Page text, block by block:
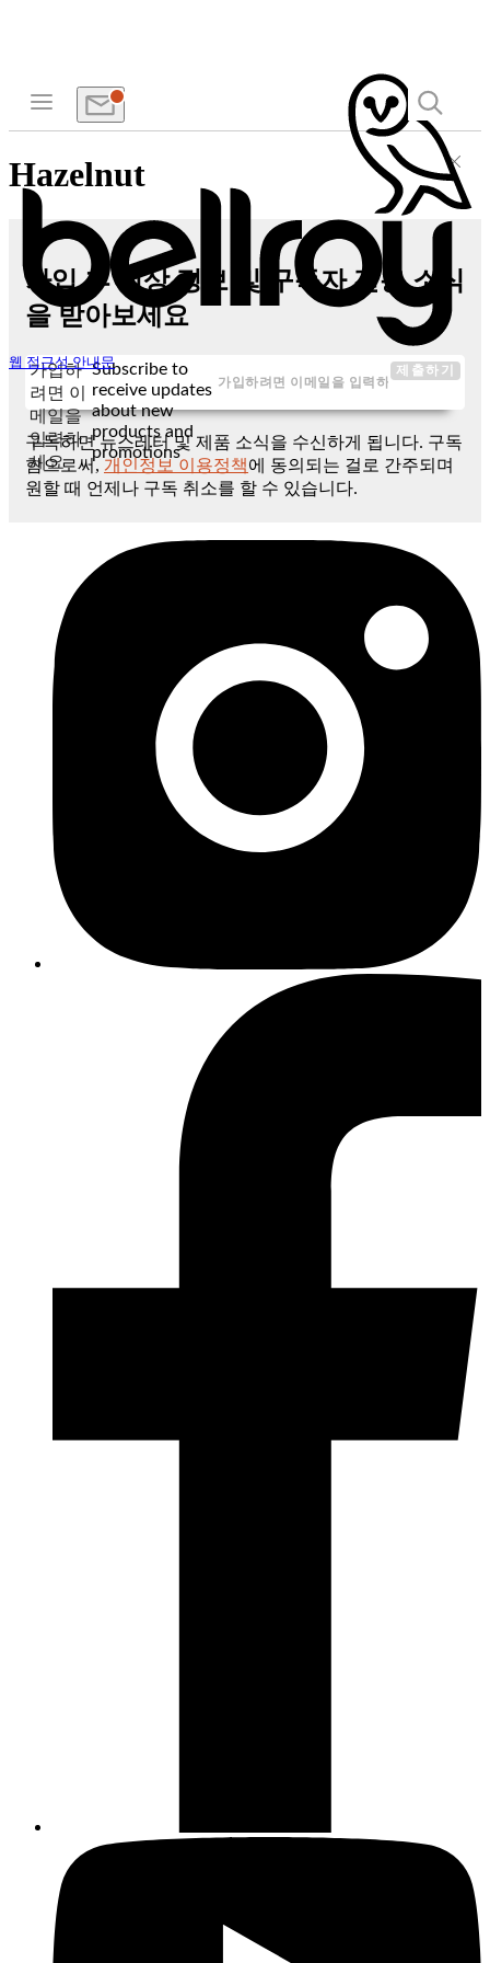
웹 접근성 안내문
Hazelnut
가입 후 신상 정보 및 구독자 전용 소식
을 받아보세요
가입하
려면 이
메일을
입력하
세요
Subscribe to
receive updates
about new
products and
promotions
제출하기
구독하면 뉴스레터 및 제품 소식을 수신하게 됩니다. 구독
함으로써, 개인정보 이용정책에 동의되는 걸로 간주되며
원할 때 언제나 구독 취소를 할 수 있습니다.